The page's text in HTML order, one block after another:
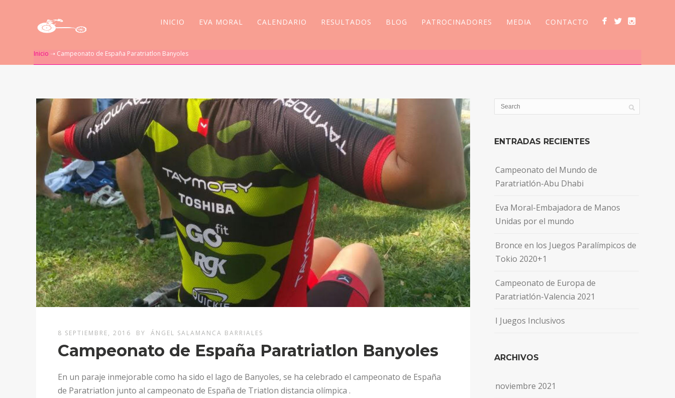
INICIO EVA MORAL CALENDARIO RESULTADOS BLOG PATROCINADORES MEDIA CONTACTO
Inicio ➝ Campeonato de España Paratriatlon Banyoles
8 SEPTIEMBRE, 2016 BY ÁNGEL SALAMANCA BARRIALES
Campeonato de España Paratriatlon Banyoles
En un paraje inmejorable como ha sido el lago de Banyoles, se ha celebrado el campeonato de España
de Paratriatlon junto al campeonato de España de Triatlon distancia olímpica .
ENTRADAS RECIENTES
Campeonato del Mundo de
Paratriatlón-Abu Dhabi
Eva Moral-Embajadora de Manos
Unidas por el mundo
Bronce en los Juegos Paralímpicos de
Tokio 2020+1
Campeonato de Europa de
Paratriatlón-Valencia 2021
I Juegos Inclusivos
ARCHIVOS
noviembre 2021